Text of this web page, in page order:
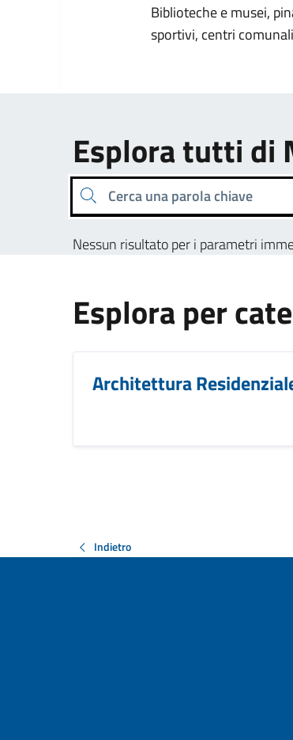
Biblioteche e musei,
sportivi, centri
Esplora tutti di
Cerca una parola chiave
Nessun risultato per i parametri
Esplora per
Architettura
Indietro